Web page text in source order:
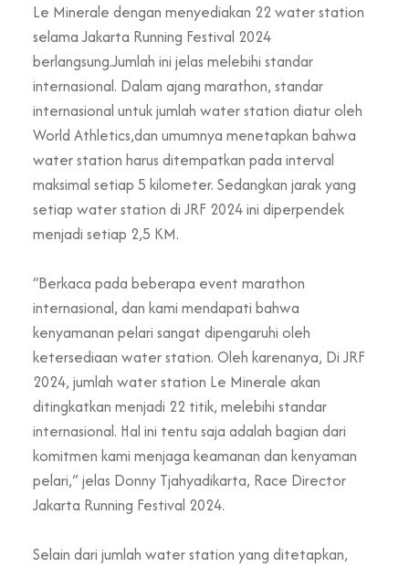
Le Minerale dengan menyediakan 22 water station
selama Jakarta Running Festival 2024
berlangsung.Jumlah ini jelas melebihi standar
internasional. Dalam ajang marathon, standar
internasional untuk jumlah water station diatur oleh
World Athletics,dan umumnya menetapkan bahwa
water station harus ditempatkan pada interval
maksimal setiap 5 kilometer. Sedangkan jarak yang
setiap water station di JRF 2024 ini diperpendek
menjadi setiap 2,5 KM.
“Berkaca pada beberapa event marathon
internasional, dan kami mendapati bahwa
kenyamanan pelari sangat dipengaruhi oleh
ketersediaan water station. Oleh karenanya, Di JRF
2024, jumlah water station Le Minerale akan
ditingkatkan menjadi 22 titik, melebihi standar
internasional. Hal ini tentu saja adalah bagian dari
komitmen kami menjaga keamanan dan kenyaman
pelari,” jelas Donny Tjahyadikarta, Race Director
Jakarta Running Festival 2024.
Selain dari jumlah water station yang ditetapkan,